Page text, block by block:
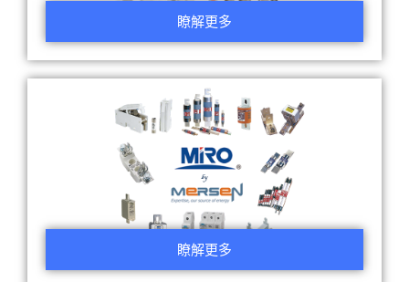
瞭解更多
瞭解更多